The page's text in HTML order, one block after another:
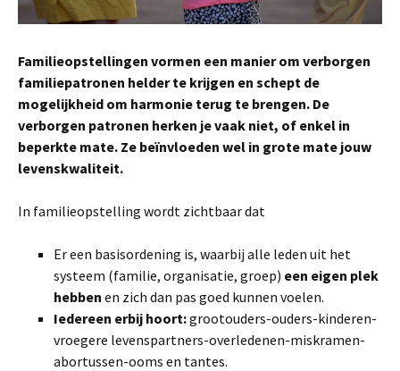
Familieopstellingen vormen een manier om verborgen
familiepatronen helder te krijgen en schept de
mogelijkheid om harmonie terug te brengen. De
verborgen patronen herken je vaak niet, of enkel in
beperkte mate. Ze beïnvloeden wel in grote mate jouw
levenskwaliteit.
In familieopstelling wordt zichtbaar dat
Er een basisordening is, waarbij alle leden uit het
systeem (familie, organisatie, groep) een eigen plek
hebben en zich dan pas goed kunnen voelen.
Iedereen erbij hoort:grootouders-ouders-kinderen-
vroegere levenspartners-overledenen-miskramen-
abortussen-ooms en tantes.